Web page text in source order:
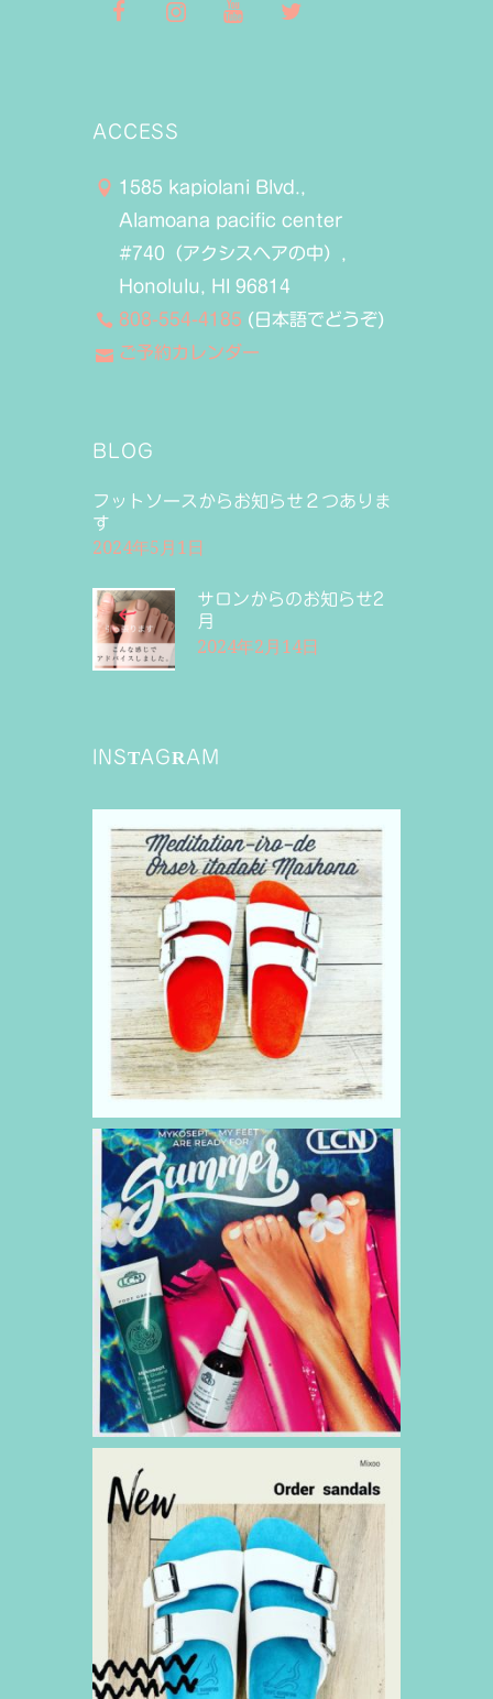
ACCESS
1585 kapiolani Blvd.,
Alamoana pacific center
#740（アクシスヘアの中）,
Honolulu, HI 96814
808-554-4185 (日本語でどうぞ)
ご予約カレンダー
BLOG
フットソースからお知らせ２つありま
す
2024年5月1日
サロンからのお知らせ2
月
2024年2月14日
INSTAGRAM